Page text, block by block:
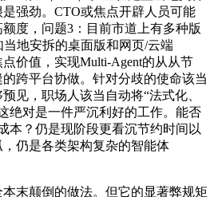
强劲。CTO或焦点开辟人员可能
度，问题3：目前市道上有多种版
地安拆的桌面版和网页/云端
价值，实现Multi-Agent的从从节
跨平台协做。针对分歧的使命该当
见，职场人该当自动将“法式化、
绝对是一件严沉利好的工作。能否
本？仍是现阶段更看沉节约时间以
仍是各类架构复杂的智能体
颠倒的做法。但它的显著弊规矩